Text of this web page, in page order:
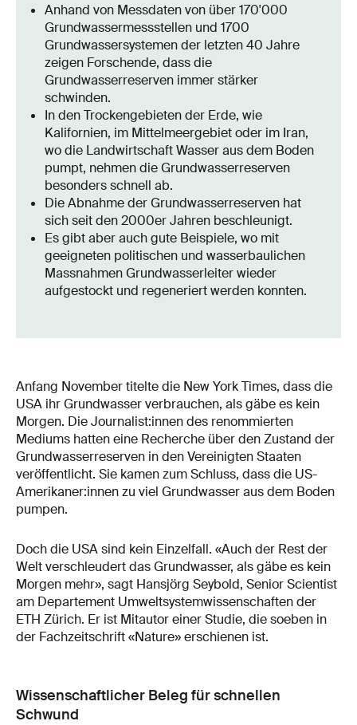
Anhand von Messdaten von über 170'000
Grundwassermessstellen und 1700
Grundwassersystemen der letzten 40 Jahre
zeigen Forschende, dass die
Grundwasserreserven immer stärker
schwinden.
In den Trockengebieten der Erde, wie
Kalifornien, im Mittelmeergebiet oder im Iran,
wo die Landwirtschaft Wasser aus dem Boden
pumpt, nehmen die Grundwasserreserven
besonders schnell ab.
Die Abnahme der Grundwasserreserven hat
sich seit den 2000er Jahren beschleunigt.
Es gibt aber auch gute Beispiele, wo mit
geeigneten politischen und wasserbaulichen
Massnahmen Grundwasserleiter wieder
aufgestockt und regeneriert werden konnten.
Anfang November titelte die New York Times, dass die
USA ihr Grundwasser verbrauchen, als gäbe es kein
Morgen. Die Journalist:innen des renommierten
Mediums hatten eine Recherche über den Zustand der
Grundwasserreserven in den Vereinigten Staaten
veröffentlicht. Sie kamen zum Schluss, dass die US-
Amerikaner:innen zu viel Grundwasser aus dem Boden
pumpen.
Doch die USA sind kein Einzelfall. «Auch der Rest der
Welt verschleudert das Grundwasser, als gäbe es kein
Morgen mehr», sagt Hansjörg Seybold, Senior Scientist
am Departement Umweltsystemwissenschaften der
ETH Zürich. Er ist Mitautor einer Studie, die soeben in
der Fachzeitschrift «Nature» erschienen ist.
Wissenschaftlicher Beleg für schnellen
Schwund